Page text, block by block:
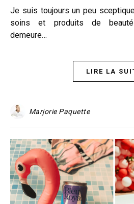
Je suis toujours un peu sceptique quand on me parle de
soins et produits de beauté
demeure…
LIRE LA
Marjorie Paquette